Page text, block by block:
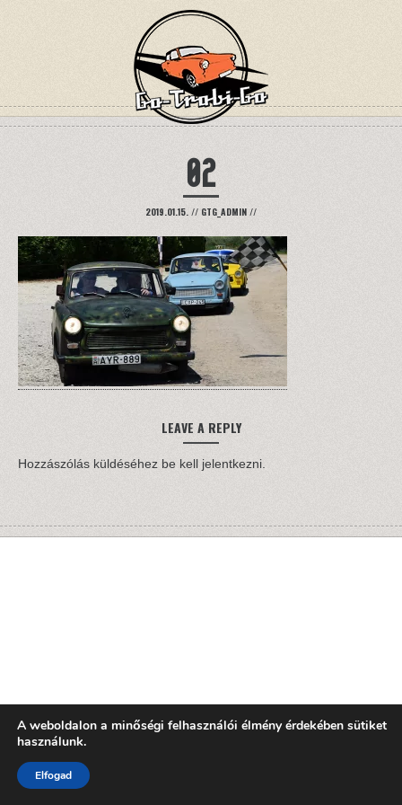
02
2019.01.15. // GTG_ADMIN //
LEAVE A REPLY
Hozzászólás küldéséhez be kell jelentkezni
A weboldalon a minőségi felhasználói élmény érdekében sütiket
használunk.
Elfogad